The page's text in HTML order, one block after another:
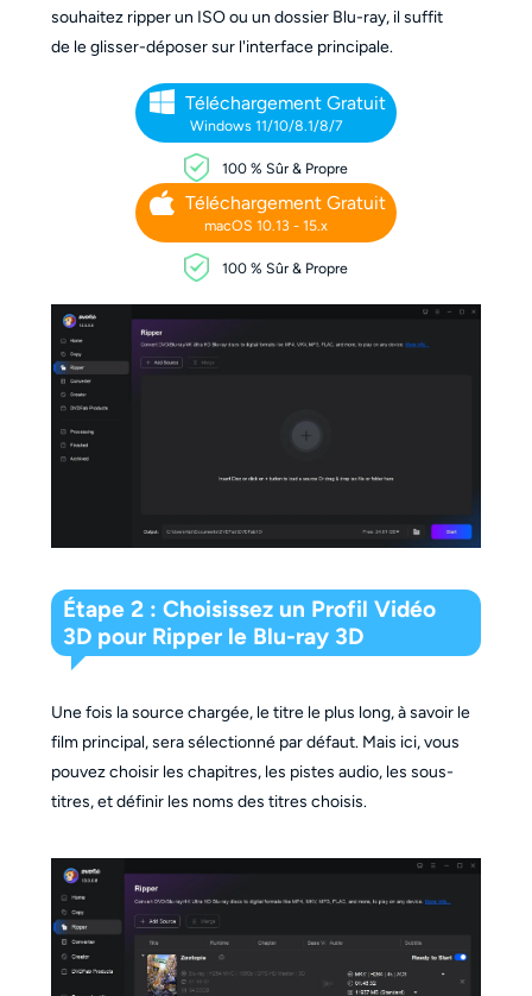
souhaitez ripper un ISO ou un dossier Blu-ray, il suffit
de le glisser-déposer sur l'interface principale.
Téléchargement Gratuit
Windows 11/10/8.1/8/7
100 % Sûr & Propre
Téléchargement Gratuit
macOS 10.13 - 15.x
100 % Sûr & Propre
Étape 2 : Choisissez un Profil Vidéo
3D pour Ripper le Blu-ray 3D
Une fois la source chargée, le titre le plus long, à savoir le
film principal, sera sélectionné par défaut. Mais ici, vous
pouvez choisir les chapitres, les pistes audio, les sous-
titres, et définir les noms des titres choisis.